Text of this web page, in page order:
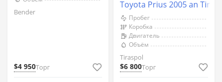
Bender
$4 950Торг
Toyota Prius 2005 an
Пробег
Коробка
Двигатель
Объём
Tiraspol
$6 800Торг